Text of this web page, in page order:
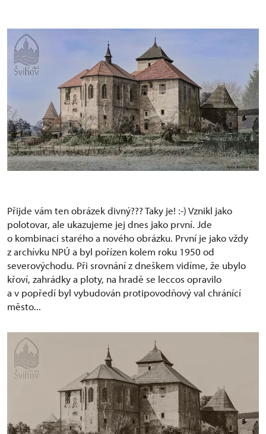
Přijde vám ten obrázek divný??? Taky je! :-)Vznikl jako
polotovar, ale ukazujeme jej dnes jako první. Jde
o kombinaci starého a nového obrázku. První je jako vždy
z archívku NPÚ a byl pořízen kolem roku 1950 od
severovýchodu. Při srovnání z dneškem vidíme, že ubylo
křoví, zahrádky a ploty, na hradě se leccos opravilo
a v popředí byl vybudován protipovodňový val chránící
město...